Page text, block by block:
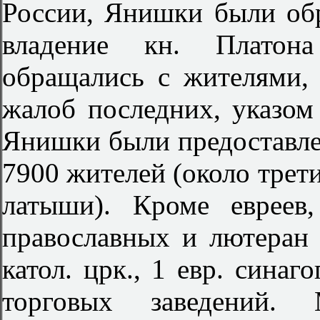
России, Янишки были
владение кн.
обращались с жителями,
жалоб последних,
Янишки были
7900 жителей (около
латыши). Кроме
православных и
катол. црк., 1 евр.
торговых